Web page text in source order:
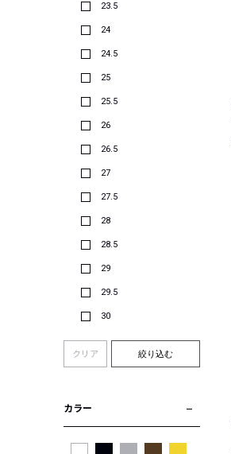
23.5
24
24.5
25
25.5
26
26.5
27
27.5
28
28.5
29
29.5
30
クリア 絞り込む
カラー